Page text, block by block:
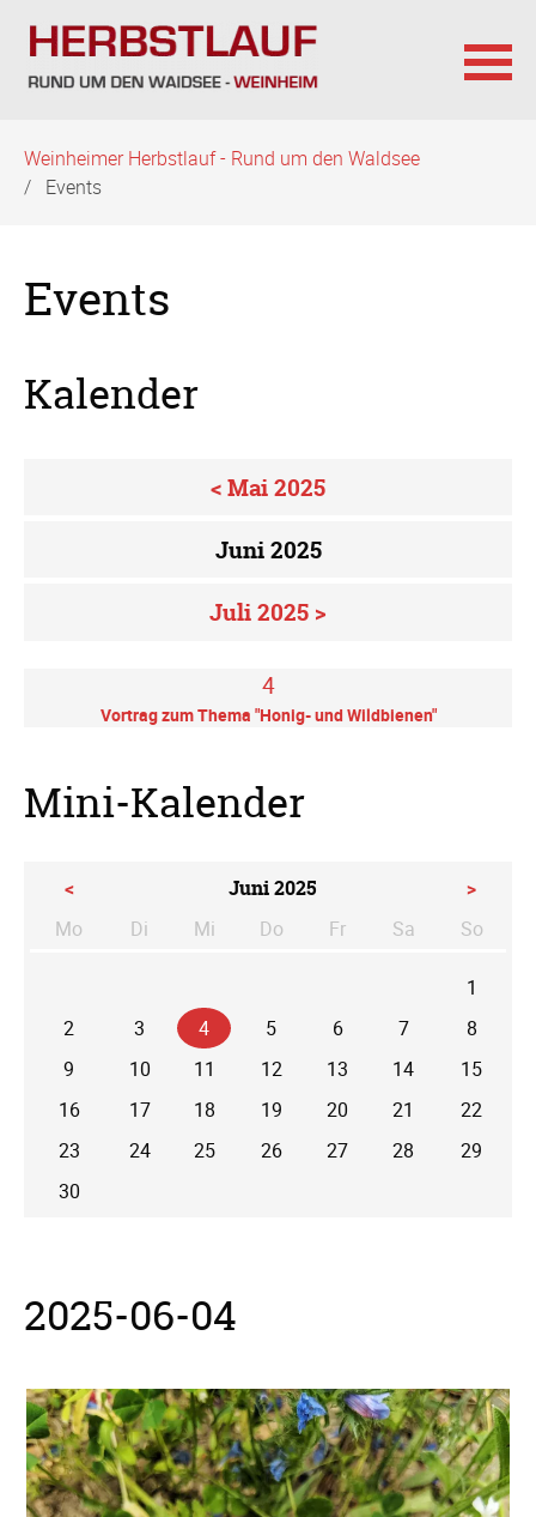
überspringen
Weinheimer Herbstlauf - Rund um den Waldsee
Events
Events
Kalender
< Mai 2025
Juni 2025
Juli 2025 >
4
Vortrag zum Thema "Honig- und Wildbienen"
Mini-Kalender
< Juni 2025
>
Mo
Di enstag
Mi ttwoch
Do nnerstag
Fr Sa mstagSo
1
2
3 4 5 6 7
8
9
10 11 12 13 14
15
16
17 18 19 20 21
22
23
24 25 26 27 28
29
30
2025-06-04